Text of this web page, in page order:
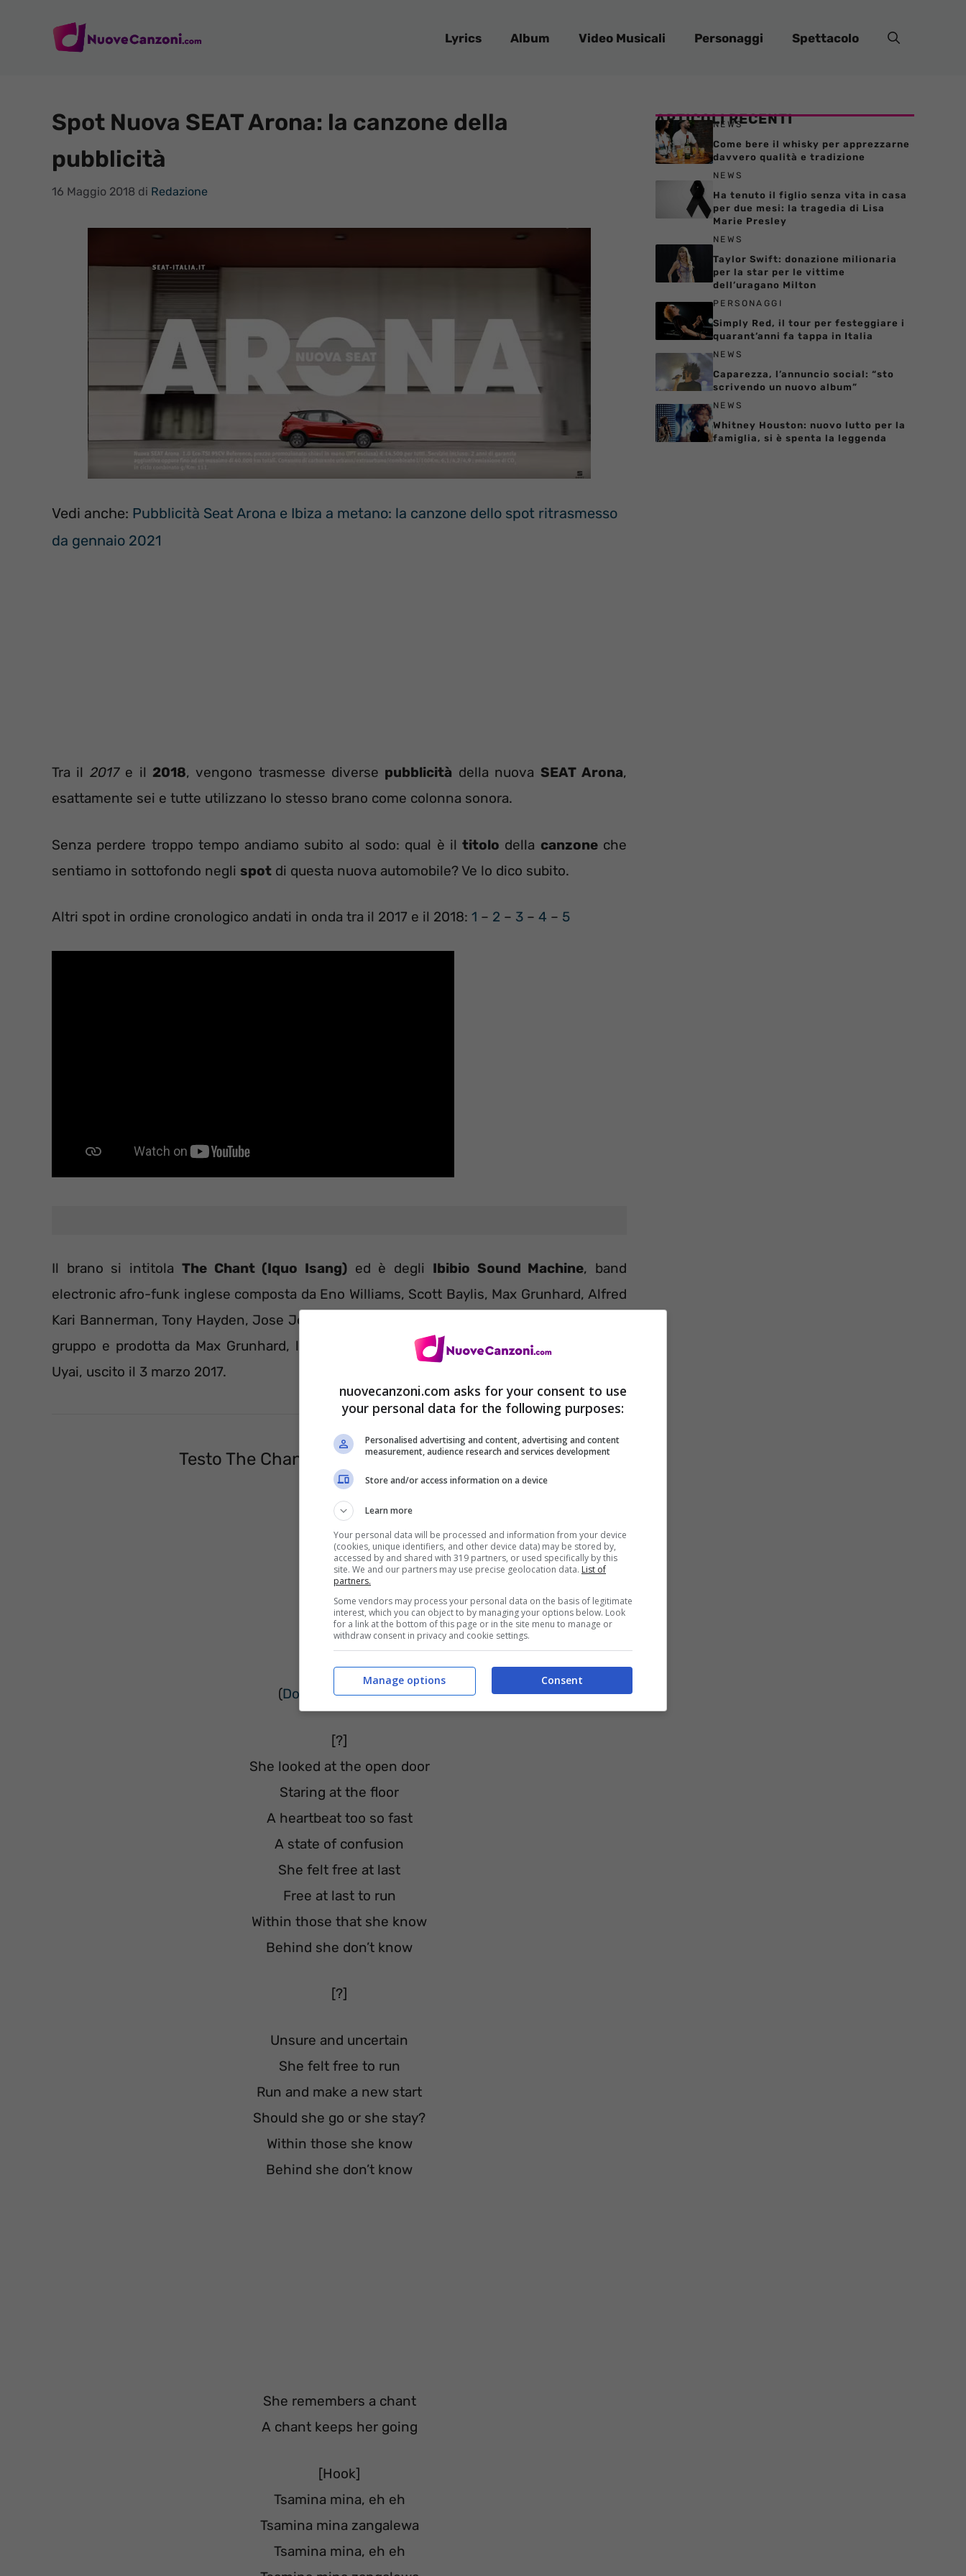
Lyrics Album Video Musicali Personaggi Spettacolo
Spot Nuova SEAT Arona: la canzone della
pubblicità
16 Maggio 2018 di Redazione
Vedi anche: Pubblicità Seat Arona e Ibiza a metano: la canzone dello spot ritrasmesso
da gennaio 2021
Tra il 2017e il 2018, vengono trasmesse diverse pubblicità della nuova SEAT Arona,
esattamente sei e tutte utilizzano lo stesso brano come colonna sonora.
Senza perdere troppo tempo andiamo subito al sodo: qual è iltitolo della canzoneche
sentiamo in sottofondo negli spot di questa nuova automobile? Ve lo dico subito.
Altri spot in ordine cronologico andati in onda tra il 2017 e il 2018: 1 – 2 – 3 – 4 – 5
Il brano si intitola The Chant (Iquo Isang) ed è degli Ibibio Sound Machine, band
electronic afro-funk inglese composta da Eno Williams, Scott Baylis, Max Grunhard, Alfred
Kari Bannerman, Tony Hayden, Jose Joyette, John McKenzie e Anselmo Netto. Scritta dal
gruppo e prodotta da Max Grunhard, la canzone è estratta dal secondo album in studio
Uyai, uscito il 3 marzo 2017.
Testo The Chant – Ibibio Sound Machine
(Download–Audio)
[?]
She looked at the open door
Staring at the floor
A heartbeat too so fast
A state of confusion
She felt free at last
Free at last to run
Within those that she know
Behind she don’t know
[?]
Unsure and uncertain
She felt free to run
Run and make a new start
Should she go or she stay?
Within those she know
Behind she don’t know
She remembers a chant
A chant keeps her going
[Hook]
Tsamina mina, eh eh
Tsamina mina zangalewa
Tsamina mina, eh eh
ARTICOLI RECENTI
NEWS
Come bere il whisky per apprezzarne
davvero qualità e tradizione
NEWS
Ha tenuto il figlio senza vita in casa
per due mesi: la tragedia di Lisa
Marie Presley
NEWS
Taylor Swift: donazione milionaria
per la star per le vittime
dell’uragano Milton
PERSONAGGI
Simply Red, il tour per festeggiare i
quarant’anni fa tappa in Italia
NEWS
Caparezza, l’annuncio social: “sto
scrivendo un nuovo album”
NEWS
Whitney Houston: nuovo lutto per la
famiglia, si è spenta la leggenda
nuovecanzoni.com asks for your consent to use
your personal data for the following purposes:
Personalised advertising and content, advertising and content
measurement, audience research and services development
Store and/or access information on a device
Learn more
Your personal data will be processed and information from your device
(cookies, unique identifiers, and other device data) may be stored by,
accessed by and shared with 319 partners, or used specifically by this
site. We and our partners may use precise geolocation data. List of
partners.
Some vendors may process your personal data on the basis of legitimate
interest, which you can object to by managing your options below. Look
for a link at the bottom of this page or in the site menu to manage or
withdraw consent in privacy and cookie settings.
Consent
Manage options